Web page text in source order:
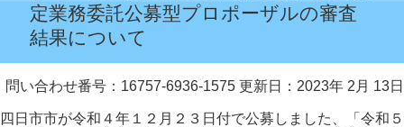
定業務委託公募型プロポーザルの審査
結果について
問い合わせ番号：16757-6936-1575 更新日：2023年 2月 13日
四日市市が令和４年１２月２３日付で公募しました、「令和５